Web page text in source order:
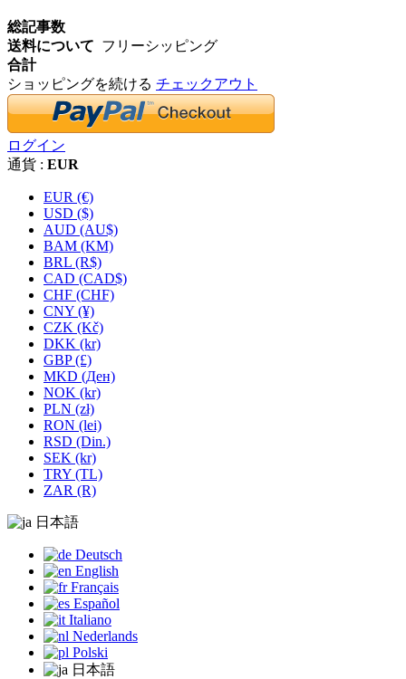
総記事数
送料について フリーシッピング
合計
ショッピングを続ける チェックアウト
ログイン
通貨 : EUR
EUR (€)
USD ($)
AUD (AU$)
BAM (KM)
BRL (R$)
CAD (CAD$)
CHF (CHF)
CNY (¥)
CZK (Kč)
DKK (kr)
GBP (£)
MKD (Ден)
NOK (kr)
PLN (zł)
RON (lei)
RSD (Din.)
SEK (kr)
TRY (TL)
ZAR (R)
日本語
Deutsch
English
Français
Español
Italiano
Nederlands
Polski
日本語